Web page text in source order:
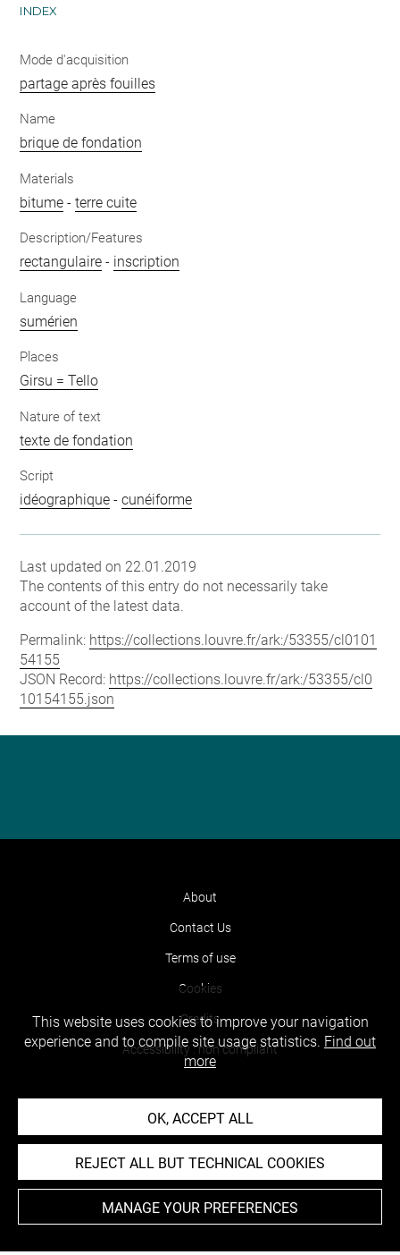
INDEX
Mode d'acquisition
partage après fouilles
Name
brique de fondation
Materials
bitume -terre cuite
Description/Features
rectangulaire - inscription
Language
sumérien
Places
Girsu = Tello
Nature of text
texte de fondation
Script
idéographique -cunéiforme
Last updated on 22.01.2019
The contents of this entry do not necessarily take
account of the latest data.
Permalink: https://collections.louvre.fr/ark:/53355/cl0101
54155
JSON Record: https://collections.louvre.fr/ark:/53355/cl0
10154155.json
About
Contact Us
Terms of use
Cookies
Credits
Accessibility : non compliant
This website uses cookies to improve your navigation
experience and to compile site usage statistics. Find out
more
OK, ACCEPT ALL
REJECT ALL BUT TECHNICAL COOKIES
MANAGE YOUR PREFERENCES